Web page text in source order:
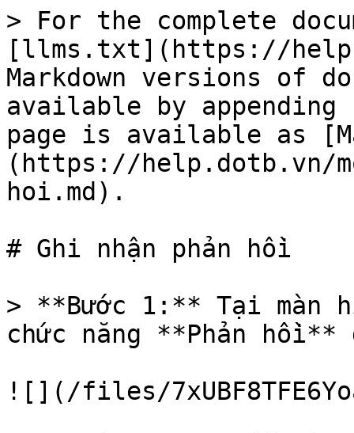
> For the complete
[llms.txt](https://
Markdown versions of
available by
page is available as
(https://help.dotb.vn/
hoi.md).
# Ghi nhận phản hồi
> **Bước 1:** Tại màn
chức năng **Phản
![](/files/